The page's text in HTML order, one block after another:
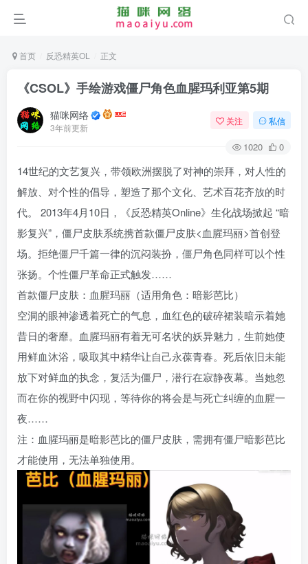
首页 反恐精英OL 正文
《CSOL》手绘游戏僵尸角色血腥玛利亚第5期
猫咪网络
3年前更新
关注 私信
1020 0
14世纪的文艺复兴，带领欧洲摆脱了对神的崇拜，对人性的
解放、对个性的倡导，塑造了那个文化、艺术百花齐放的时
代。 2013年4月10日，《反恐精英Online》生化战场掀起 “暗
影复兴”，僵尸皮肤系统携首款僵尸皮肤<血腥玛丽>首创登
场。拒绝僵尸千篇一律的沉闷装扮，僵尸角色同样可以个性
张扬。个性僵尸革命正式触发……
首款僵尸皮肤：血腥玛丽（适用角色：暗影芭比）
空洞的眼神渗透着死亡的气息，血红色的破碎裙装暗示着她
昔日的奢靡。血腥玛丽有着无可名状的妖异魅力，生前她使
用鲜血沐浴，吸取其中精华让自己永葆青春。死后依旧未能
放下对鲜血的执念，复活为僵尸，潜行在寂静夜幕。当她忽
而在你的视野中闪现，等待你的将会是与死亡纠缠的血腥一
夜……
注：血腥玛丽是暗影芭比的僵尸皮肤，需拥有僵尸暗影芭比
才能使用，无法单独使用。